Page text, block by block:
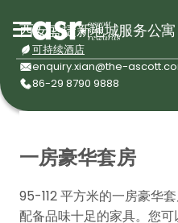
西安盛捷新地城服务公寓
可持续酒店
enquiry.xian@the-
86-29 8790 9888
一房豪华套房
95-112 平方米的一房豪华
配备品味十足的家具。您